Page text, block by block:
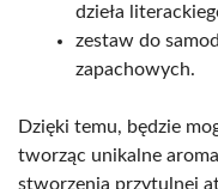
dzieła
zestaw do
zapachowych.
Dzięki temu, będzie
tworząc unikalne
stworzenia przytulnej